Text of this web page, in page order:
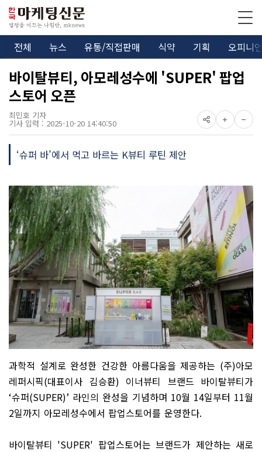
전체 뉴스 유통/직접판매 식약 기획 오피니
바이탈뷰티, 아모레성수에 'SUPER' 팝업
스토어 오픈
최민호 기자
기사 입력 : 2025-10-20 14:40:50
‘슈퍼 바’에서 먹고 바르는 K뷰티 루틴 제안
과학적 설계로 완성한 건강한 아름다움을 제공하는 (주)아모
레퍼시픽(대표이사 김승환) 이너뷰티 브랜드 바이탈뷰티가
‘슈퍼(SUPER)’ 라인의 완성을 기념하며 10월 14일부터 11월
2일까지 아모레성수에서 팝업스토어를 운영한다.
바이탈뷰티 'SUPER' 팝업스토어는 브랜드가 제안하는 새로